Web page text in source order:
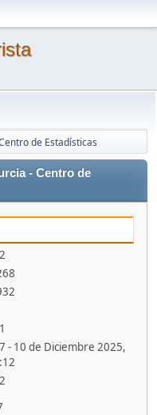
de Estadísticas
- Centro de
- 10 de Diciembre 2025,